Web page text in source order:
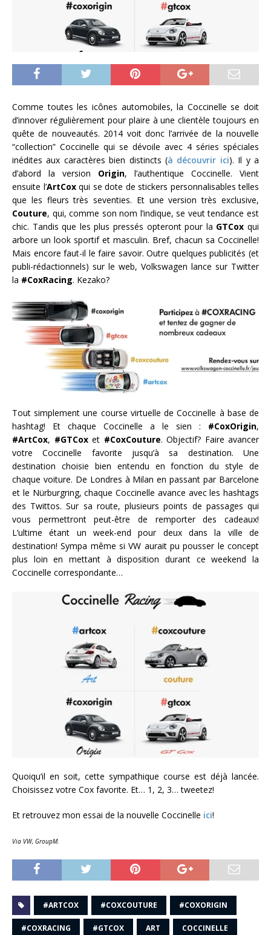
Comme toutes les icônes automobiles, la Coccinelle se doit
d’innover régulièrement pour plaire à une clientèle toujours en
quête de nouveautés. 2014 voit donc l’arrivée de la nouvelle
“collection” Coccinelle qui se dévoile avec 4 séries spéciales
inédites aux caractères bien distincts (à découvrir ici). Il y a
d’abord la version Origin, l’authentique Coccinelle. Vient
ensuite l’ArtCoxqui se dote de stickers personnalisables telles
que les fleurs très seventies. Et une version très exclusive,
Couture, qui, comme son nom l’indique, se veut tendance est
chic. Tandis que les plus pressés opteront pour la GTCox qui
arbore un look sportif et masculin. Bref, chacun sa Coccinelle!
Mais encore faut-il le faire savoir. Outre quelques publicités (et
publi-rédactionnels) sur le web, Volkswagen lance sur Twitter
la #CoxRacing. Kezako?
Tout simplement une course virtuelle de Coccinelle à base de
hashtag! Et chaque Coccinelle a le sien : #CoxOrigin,
#ArtCox, #GTCoxet #CoxCouture. Objectif? Faire avancer
votre Coccinelle favorite jusqu’à sa destination. Une
destination choisie bien entendu en fonction du style de
chaque voiture. De Londres à Milan en passant par Barcelone
et le Nürburgring, chaque Coccinelle avance avec les hashtags
des Twittos. Sur sa route, plusieurs points de passages qui
vous permettront peut-être de remporter des cadeaux!
L’ultime étant un week-end pour deux dans la ville de
destination! Sympa même si VW aurait pu pousser le concept
plus loin en mettant à disposition durant ce weekend la
Coccinelle correspondante…
Quoiqu’il en soit, cette sympathique course est déjà lancée.
Choisissez votre Cox favorite. Et… 1, 2, 3… tweetez!
Et retrouvez mon essai de la nouvelle Coccinelle ici!
Via VW, GroupM.
#ARTCOX #COXCOUTURE #COXORIGIN
#COXRACING #GTCOX ART COCCINELLE